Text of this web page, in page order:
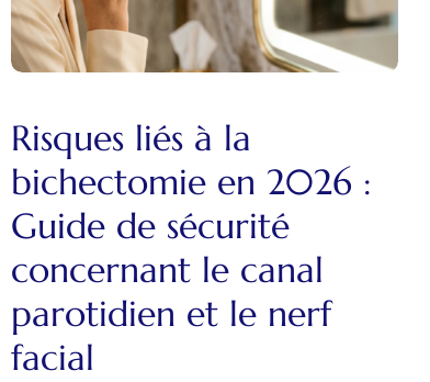
Risques liés à la
bichectomie en 2026 :
Guide de sécurité
concernant le canal
parotidien et le nerf
facial